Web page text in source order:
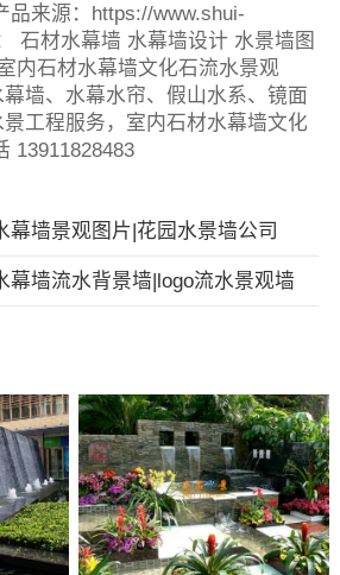
来源：https://www.shui-
石材水幕墙 水幕墙设计 水景墙图
石材水幕墙文化石流水景观
墙、水幕水帘、假山水系、镜面
工程服务，室内石材水幕墙文化
13911828483
幕墙景观图片|花园水景墙公司
幕墙流水背景墙|logo流水景观墙